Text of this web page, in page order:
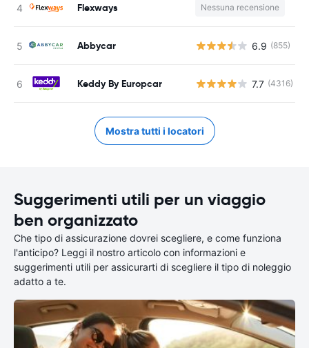
Flexways Nessuna recensione
Abbycar 6.9 (855)
Keddy By Europcar 7.7 (4316)
Mostra tutti i locatori
Suggerimenti utili per un viaggio
ben organizzato
Che tipo di assicurazione dovrei scegliere, e come funziona
l'anticipo? Leggi il nostro articolo con informazioni e
suggerimenti utili per assicurarti di scegliere il tipo di noleggio
adatto a te.